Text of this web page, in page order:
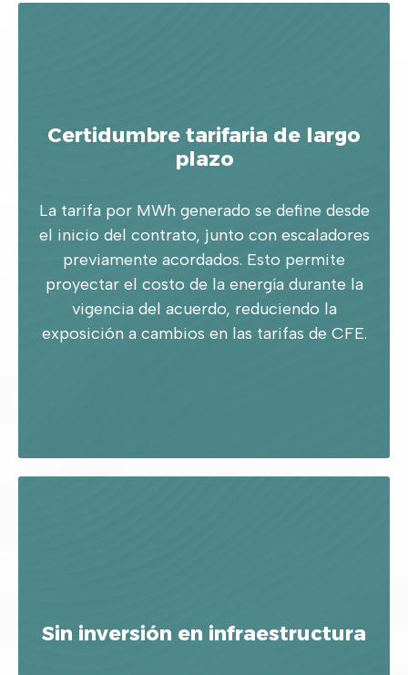
Certidumbre tarifaria de largo
plazo
La tarifa por MWh generado se define desde
el inicio del contrato, junto con escaladores
previamente acordados. Esto permite
proyectar el costo de la energía durante la
vigencia del acuerdo, reduciendo la
exposición a cambios en las tarifas de CFE.
Sin inversión en infraestructura